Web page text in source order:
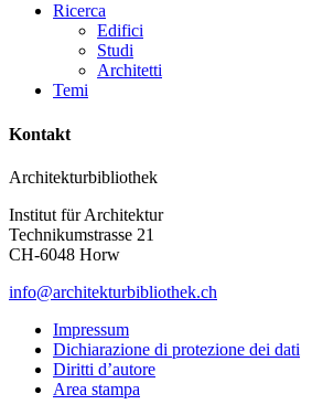
Ricerca
Edifici
Studi
Architetti
Temi
Kontakt
Architekturbibliothek
Institut für Architektur
Technikumstrasse 21
CH-6048 Horw
info@architekturbibliothek.ch
Impressum
Dichiarazione di protezione dei dati
Diritti d’autore
Area stampa